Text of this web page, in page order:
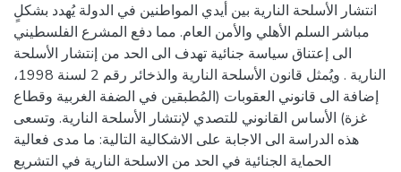
انتشار الأسلحة النارية بين أيدي المواطنين في الدولة يُهدد بشكلٍ
مباشر السلم الأهلي والأمن العام. مما دفع المشرع الفلسطيني
الى إعتناق سياسة جنائية تهدف الى الحد من إنتشار الأسلحة
النارية . ويُمثل قانون الأسلحة النارية والذخائر رقم 2 لسنة 1998،
إضافة الى قانوني العقوبات (المُطبقين في الضفة الغربية وقطاع
غزة) الأساس القانوني للتصدي لإنتشار الأسلحة النارية. وتسعى
هذه الدراسة الى الاجابة على الاشكالية التالية: ما مدى فعالية
الحماية الجنائية في الحد من الاسلحة النارية في التشريع